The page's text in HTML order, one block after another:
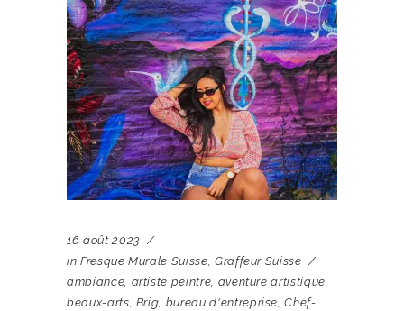
16 août 2023
in Fresque Murale Suisse, Graffeur Suisse
ambiance, artiste peintre, aventure artistique,
beaux-arts, Brig, bureau d'entreprise,Chef-